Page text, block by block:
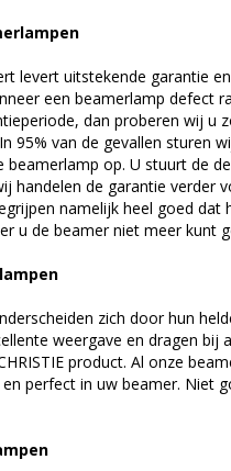
levert uitstekende garantie
een beamerlamp defect
dan proberen wij u
95% van de gevallen sturen
beamerlamp op. U stuurt de
handelen de garantie verder
namelijk heel goed dat
u de beamer niet meer kunt
zich door hun
weergave en dragen bij
product. Al onze
perfect in uw beamer. Niet